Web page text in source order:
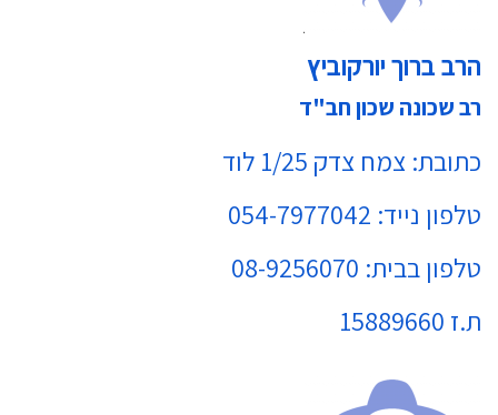
הרב ברוך יורקוביץ
רב שכונה שכון חב"ד
כתובת: צמח צדק 1/25 לוד
טלפון נייד: 054-7977042
טלפון בבית: 08-9256070
ת.ז 15889660